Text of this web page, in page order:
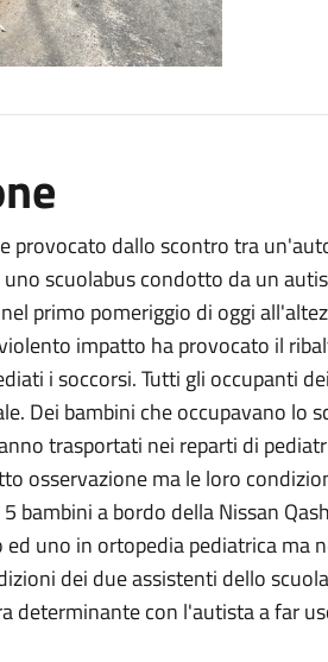
provocato dallo scontro tra
scuolabus condotto da un
primo pomeriggio di oggi
impatto ha provocato il
i soccorsi. Tutti gli occupanti
Dei bambini che occupavano lo
trasportati nei reparti di
osservazione ma le loro
bambini a bordo della Nissan
ed uno in ortopedia pediatrica ma
dei due assistenti dello
determinante con l'autista a far